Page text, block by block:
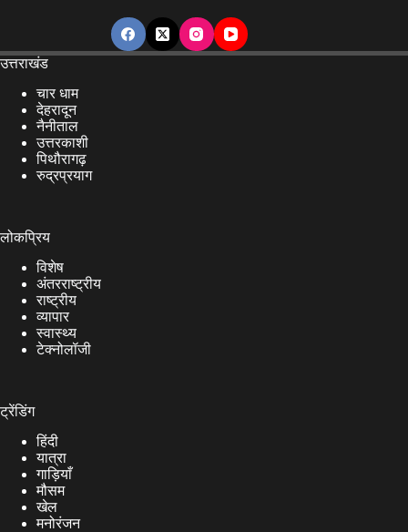
उत्तराखंड
चार धाम
देहरादून
नैनीताल
उत्तरकाशी
पिथौरागढ़
रुद्रप्रयाग
लोकप्रिय
विशेष
अंतरराष्ट्रीय
राष्ट्रीय
व्यापार
स्वास्थ्य
टेक्नोलॉजी
ट्रेंडिंग
हिंदी
यात्रा
गाड़ियाँ
मौसम
खेल
मनोरंजन